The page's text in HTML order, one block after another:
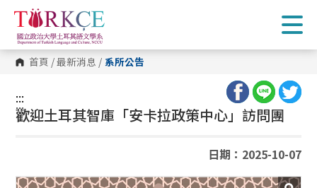
跳
到
主
要
內
容 首頁 /最新消息 / 系所公告
:::
:::
歡迎土耳其智庫「安卡拉政策中心」訪問團
日期：2025-10-07